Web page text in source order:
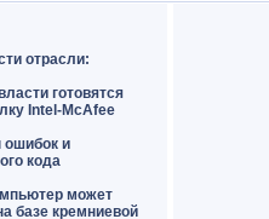
отрасли:
готовятся
Intel-McAfee
ошибок и
кода
может
базе кремниевой